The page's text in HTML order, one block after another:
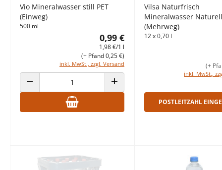
Vio Mineralwasser still PET
(Einweg)
500 ml
0,99 €
1,98 €/1 l
inkl. MwSt., zzgl. Versand
(+ Pfand 0,25 €)
ANZAHL VERRINGERN ANZAHL ERHÖHEN
Vilsa Naturfrisch
Mineralwasser
(Mehrweg)
12 x 0,70 l
inkl. MwSt.,
(+
POSTLEITZAHL